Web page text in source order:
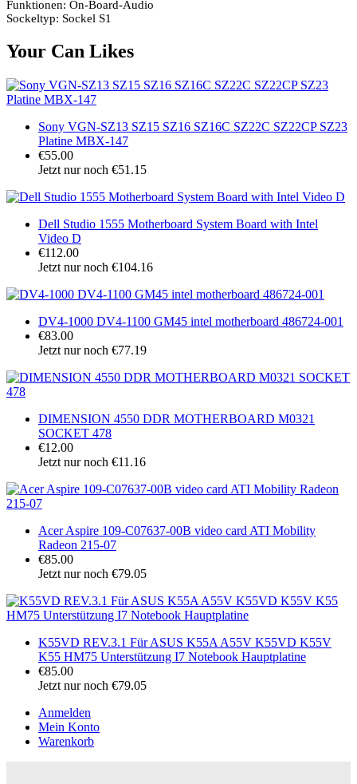
Funktionen: On-Board-Audio
Sockeltyp: Sockel S1
Your Can Likes
Sony VGN-SZ13 SZ15 SZ16 SZ16C SZ22C SZ22CP SZ23
Platine MBX-147
€55.00
Jetzt nur noch €51.15
Dell Studio 1555 Motherboard System Board with Intel
Video D
€112.00
Jetzt nur noch €104.16
DV4-1000 DV4-1100 GM45 intel motherboard 486724-001
€83.00
Jetzt nur noch €77.19
DIMENSION 4550 DDR MOTHERBOARD M0321
SOCKET 478
€12.00
Jetzt nur noch €11.16
Acer Aspire 109-C07637-00B video card ATI Mobility
Radeon 215-07
€85.00
Jetzt nur noch €79.05
K55VD REV.3.1 Für ASUS K55A A55V K55VD K55V
K55 HM75 Unterstützung I7 Notebook Hauptplatine
€85.00
Jetzt nur noch €79.05
Anmelden
Mein Konto
Warenkorb